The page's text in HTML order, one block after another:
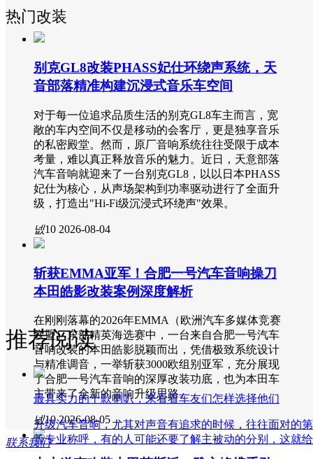
热门改装
别克GL8改装PHASS妃仕环绕声系统，天
音部落精准构建沉浸式音乐车空间
对于每一位追求品质生活的别克GL8车主而言，宽
敞的车内空间不仅是移动的会客厅，更是独享音乐
的私密殿堂。然而，原厂音响系统往往受限于成本
考量，难以真正释放音乐的魅力。近日，天意部落
汽车音响就迎来了一台别克GL8，以以日本PHASS
妃仕为核心，从声场架构到功率驱动进行了全面升
级，打造出"Hi-Fi级沉浸式环绕声"效果。
넶10 2026-08-04
斩获EMMA亚军！合肥一号汽车音响操刀
本田皓影改装案例深度解析
在刚刚落幕的2026年EMMA（欧洲汽车多媒体竞赛
联盟）东部精英海选赛中，一台来自合肥一号汽车
音响改装的本田皓影脱颖而出，凭借极致系统设计
与精准调音，一举斩获3000欧组别亚军，充分展现
了合肥一号汽车音响的深厚改装功底，也为本田车
主带来了全新的音响升级思路。
넶10 2026-08-05
推荐阅读
最具实力的十款喇叭，来看看车友们怎样选择他们
升级汽车音响，尤其对声音有追求的时候，往往面对的
等专业称呼，有的人可能还要了解主被动的分别，这就
联系我们